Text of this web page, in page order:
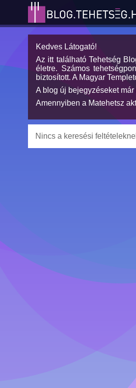
Kedves Látogató!
Az itt található Tehetség
életre. Számos
biztosított. A Magyar
A blog új bejegyzéseket
Amennyiben a Matehetsz
Nincs a keresési